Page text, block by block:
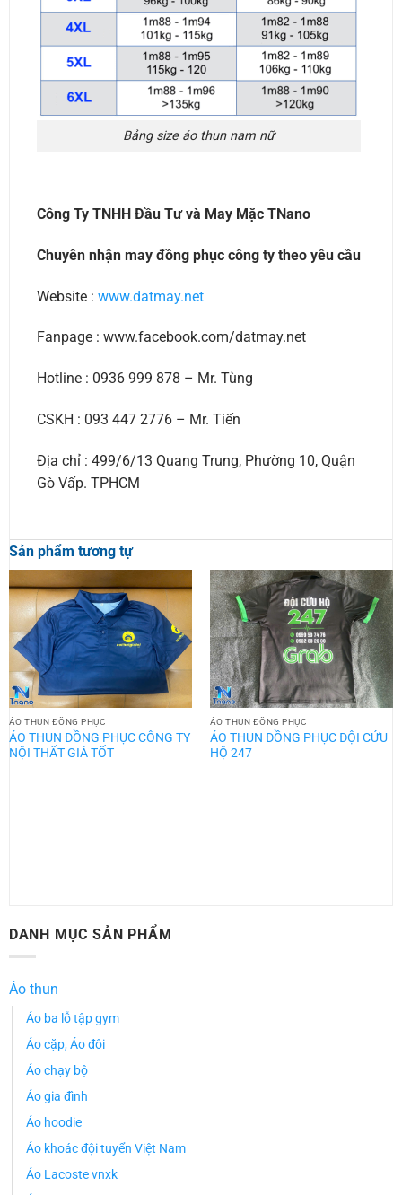
Bảng size áo thun nam nữ
Công Ty TNHH Đầu Tư và May Mặc TNano
Chuyên nhận may đồng phục công ty theo yêu cầu
Website : www.datmay.net
Fanpage : www.facebook.com/datmay.net
Hotline : 0936 999 878 – Mr. Tùng
CSKH : 093 447 2776 – Mr. Tiến
Địa chỉ : 499/6/13 Quang Trung, Phường 10, Quận
Gò Vấp. TPHCM
Sản phẩm tương tự
ÁO THUN ĐỒNG PHỤC
ÁO THUN ĐỒNG PHỤC CÔNG TY
NỘI THẤT GIÁ TỐT
ÁO THUN ĐỒNG PHỤC
ÁO THUN ĐỒNG PHỤC ĐỘI CỨU
HỘ 247
DANH MỤC SẢN PHẨM
Áo thun
Áo ba lỗ tập gym
Áo cặp, Áo đôi
Áo chạy bộ
Áo gia đình
Áo hoodie
Áo khoác đội tuyển Việt Nam
Áo Lacoste vnxk